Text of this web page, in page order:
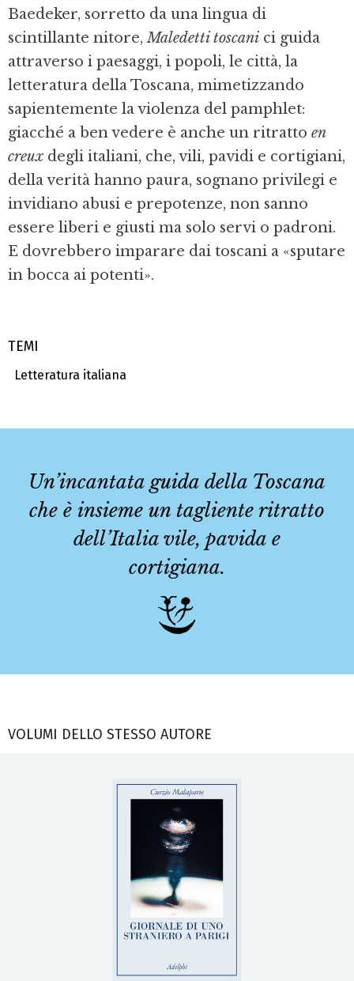
TEMI
Letteratura italiana
Baedeker, sorretto da una lingua di
scintillante nitore,Maledetti toscani ci guida
attraverso i paesaggi, i popoli, le città, la
letteratura della Toscana, mimetizzando
sapientemente la violenza del pamphlet:
giacché a ben vedere è anche un ritratto en
creuxdegli italiani, che, vili, pavidi e cortigiani,
della verità hanno paura, sognano privilegi e
invidiano abusi e prepotenze, non sanno
essere liberi e giusti ma solo servi o padroni.
E dovrebbero imparare dai toscani a «sputare
in bocca ai potenti».
Un’incantata guida della Toscana
che è insieme un tagliente ritratto
dell’Italia vile, pavida e
cortigiana.
VOLUMI DELLO STESSO AUTORE